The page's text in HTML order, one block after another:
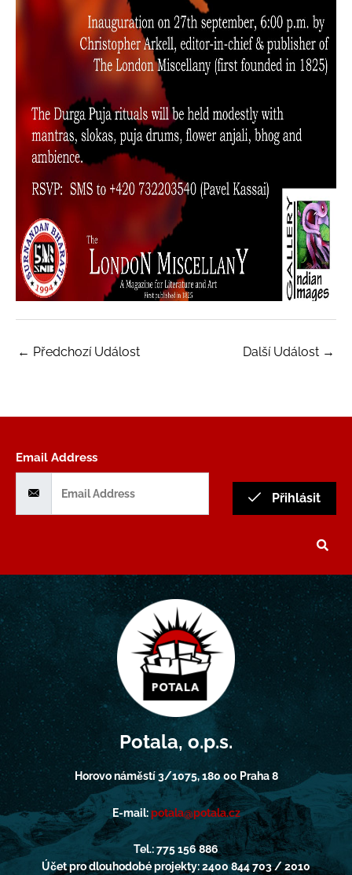
← Předchozí Událost Další Událost →
Email Address
Přihlásit
Potala, o.p.s.
Horovo náměstí 3/1075, 180 00 Praha 8
E-mail:potala@potala.cz
Tel.: 775 156 886
Účet pro dlouhodobé projekty: 2400 844 703 / 2010